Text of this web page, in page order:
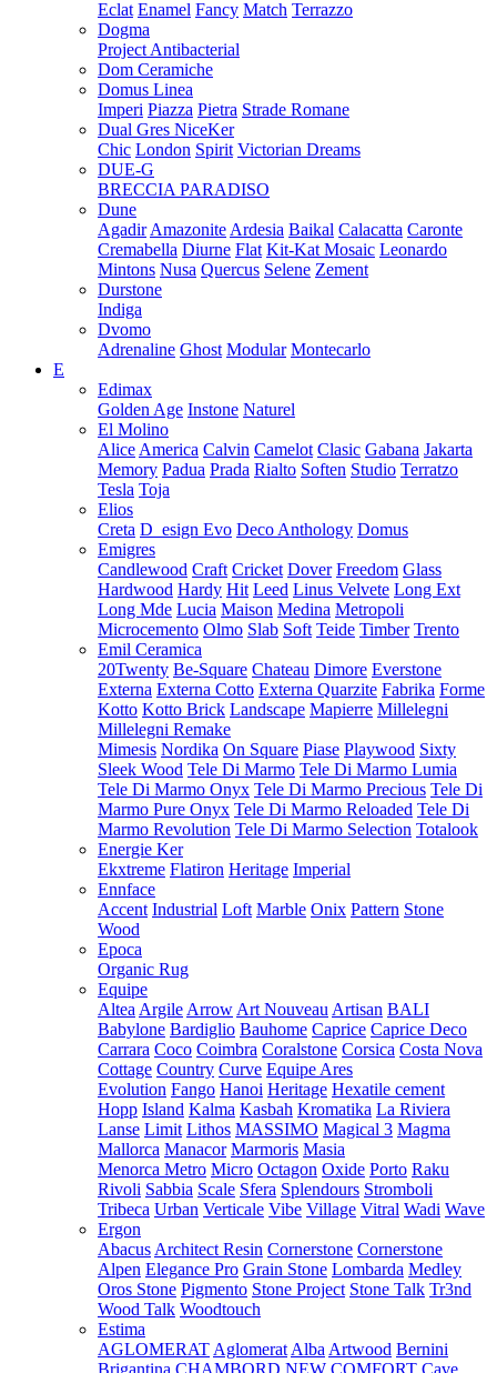
Eclat Enamel Fancy Match Terrazzo
Dogma
Project Antibacterial
Dom Ceramiche
Domus Linea
Imperi Piazza Pietra Strade Romane
Dual Gres NiceKer
Chic London Spirit Victorian Dreams
DUE-G
BRECCIA PARADISO
Dune
Agadir Amazonite Ardesia Baikal Calacatta Caronte
Cremabella Diurne Flat Kit-Kat Mosaic Leonardo
Mintons Nusa Quercus Selene Zement
Durstone
Indiga
Dvomo
Adrenaline Ghost Modular Montecarlo
E
Edimax
Golden Age Instone Naturel
El Molino
Alice America Calvin Camelot Clasic Gabana Jakarta
Memory Padua Prada Rialto Soften Studio Terratzo
Tesla Toja
Elios
Creta D_esign Evo Deco Anthology Domus
Emigres
Candlewood Craft Cricket Dover Freedom Glass
Hardwood Hardy Hit Leed Linus Velvete Long Ext
Long Mde Lucia Maison Medina Metropoli
Microcemento Olmo Slab Soft Teide Timber Trento
Emil Ceramica
20Twenty Be-Square Chateau Dimore Everstone
Externa Externa Cotto Externa Quarzite Fabrika Forme
Kotto Kotto Brick Landscape Mapierre Millelegni
Millelegni Remake
Mimesis Nordika On Square Piase Playwood Sixty
Sleek Wood Tele Di Marmo Tele Di Marmo Lumia
Tele Di Marmo Onyx Tele Di Marmo Precious Tele Di
Marmo Pure Onyx Tele Di Marmo Reloaded Tele Di
Marmo Revolution Tele Di Marmo Selection Totalook
Energie Ker
Ekxtreme Flatiron Heritage Imperial
Ennface
Accent Industrial Loft Marble Onix Pattern Stone
Wood
Epoca
Organic Rug
Equipe
Altea Argile Arrow Art Nouveau Artisan BALI
Babylone Bardiglio Bauhome Caprice Caprice Deco
Carrara Coco Coimbra Coralstone Corsica Costa Nova
Cottage Country Curve Equipe Ares
Evolution Fango Hanoi Heritage Hexatile cement
Hopp Island Kalma Kasbah Kromatika La Riviera
Lanse Limit Lithos MASSIMO Magical 3 Magma
Mallorca Manacor Marmoris Masia
Menorca Metro Micro Octagon Oxide Porto Raku
Rivoli Sabbia Scale Sfera Splendours Stromboli
Tribeca Urban Verticale Vibe Village Vitral Wadi Wave
Ergon
Abacus Architect Resin Cornerstone Cornerstone
Alpen Elegance Pro Grain Stone Lombarda Medley
Oros Stone Pigmento Stone Project Stone Talk Tr3nd
Wood Talk Woodtouch
Estima
AGLOMERAT Aglomerat Alba Artwood Bernini